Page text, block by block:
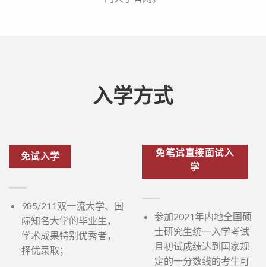
入学方式
免试入学
985/211双一流大学、国
际知名大学的毕业生，
学术成果特别优秀者，
择优录取；
免笔试直接面试入
学
参加2021年内地全国硕
士研究生统一入学考试
且初试成绩达到国家规
定的一分数线的考生可